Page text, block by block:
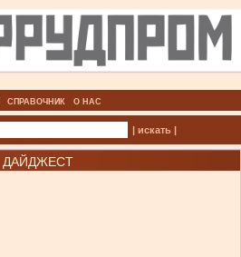
СПРАВОЧНИК О НАС
| искать |
ДАЙДЖЕСТ